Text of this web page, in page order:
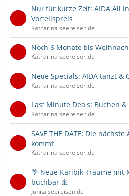
Nur für kurze Zeit: AIDA All
Vorteilspreis
Katharina seereisen.de
Noch 6 Monate bis
Katharina seereisen.de
Neue Specials: AIDA tanzt &
Katharina seereisen.de
Last Minute Deals: Buchen &
Katharina seereisen.de
SAVE THE DATE: Die nächste
kommt
Katharina seereisen.de
🌴 Neue Karibik-Träume mit
buchbar 🚢
Junita seereisen.de